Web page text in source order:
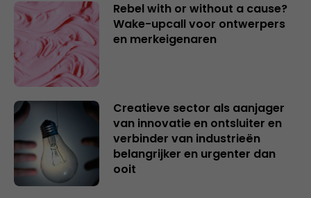
Rebel with or without a cause?
Wake-upcall voor ontwerpers
en merkeigenaren
Creatieve sector als aanjager
van innovatie en ontsluiter en
verbinder van industrieën
belangrijker en urgenter dan
ooit